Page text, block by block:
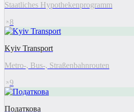
Staatliches Hypothekenprogramm
8
Kyiv Transport
Metro-, Bus-, Straßenbahnrouten
9
Податкова